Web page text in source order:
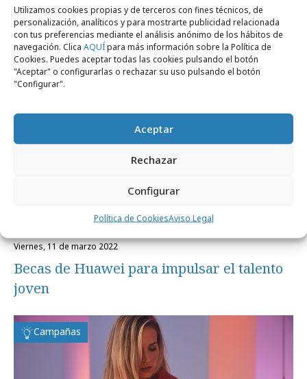
Utilizamos cookies propias y de terceros con fines técnicos, de
personalización, analíticos y para mostrarte publicidad relacionada
con tus preferencias mediante el análisis anónimo de los hábitos de
navegación. Clica AQUÍpara más información sobre la Política de
Cookies. Puedes aceptar todas las cookies pulsando el botón
"Aceptar" o configurarlas o rechazar su uso pulsando el botón
"Configurar".
Aceptar
Rechazar
Configurar
Política de CookiesAviso Legal
Formación y estudios
viernes, 11 de marzo 2022
Becas de Huawei para impulsar el talento
joven
Campañas